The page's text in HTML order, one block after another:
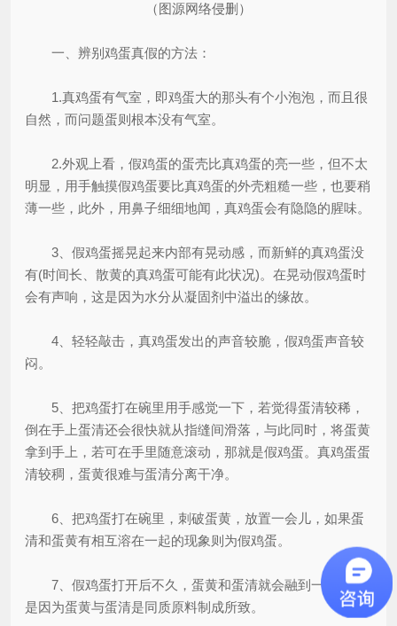
（图源网络侵删）
一、辨别鸡蛋真假的方法：
1.真鸡蛋有气室，即鸡蛋大的那头有个小泡泡，而且很
自然，而问题蛋则根本没有气室。
2.外观上看，假鸡蛋的蛋壳比真鸡蛋的亮一些，但不太
明显，用手触摸假鸡蛋要比真鸡蛋的外壳粗糙一些，也要稍
薄一些，此外，用鼻子细细地闻，真鸡蛋会有隐隐的腥味。
3、假鸡蛋摇晃起来内部有晃动感，而新鲜的真鸡蛋没
有(时间长、散黄的真鸡蛋可能有此状况)。在晃动假鸡蛋时
会有声响，这是因为水分从凝固剂中溢出的缘故。
4、轻轻敲击，真鸡蛋发出的声音较脆，假鸡蛋声音较
闷。
5、把鸡蛋打在碗里用手感觉一下，若觉得蛋清较稀，
倒在手上蛋清还会很快就从指缝间滑落，与此同时，将蛋黄
拿到手上，若可在手里随意滚动，那就是假鸡蛋。真鸡蛋蛋
清较稠，蛋黄很难与蛋清分离干净。
6、把鸡蛋打在碗里，刺破蛋黄，放置一会儿，如果蛋
清和蛋黄有相互溶在一起的现象则为假鸡蛋。
7、假鸡蛋打开后不久，蛋黄和蛋清就会融到一起，这
是因为蛋黄与蛋清是同质原料制成所致。